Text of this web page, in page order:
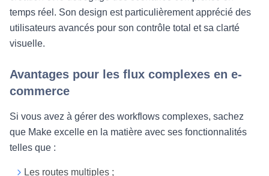
temps réel. Son design est particulièrement apprécié des
utilisateurs avancés pour son contrôle total et sa clarté
visuelle.
Avantages pour les flux complexes en e-
commerce
Si vous avez à gérer des workflows complexes, sachez
que Make excelle en la matière avec ses fonctionnalités
telles que :
Les routes multiples ;